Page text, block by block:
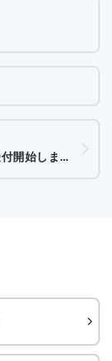
始しました